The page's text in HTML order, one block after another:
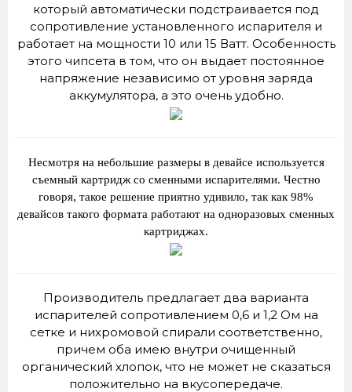
который автоматически подстраивается под
сопротивление установленного испарителя и
работает на мощности 10 или 15 Ватт. Особенность
этого чипсета в том, что он выдает постоянное
напряжение независимо от уровня заряда
аккумулятора, а это очень удобно.
Несмотря на небольшие размеры в девайсе используется
съемный картридж со сменными испарителями. Честно
говоря, такое решение приятно удивило, так как 98%
девайсов такого формата работают на одноразовых сменных
картриджах.
Производитель предлагает два варианта
испарителей сопротивлением 0,6 и 1,2 Ом на
сетке и нихромовой спирали соответственно,
причем оба имею внутри очищенный
органический хлопок, что не может не сказаться
положительно на вкусопередаче.